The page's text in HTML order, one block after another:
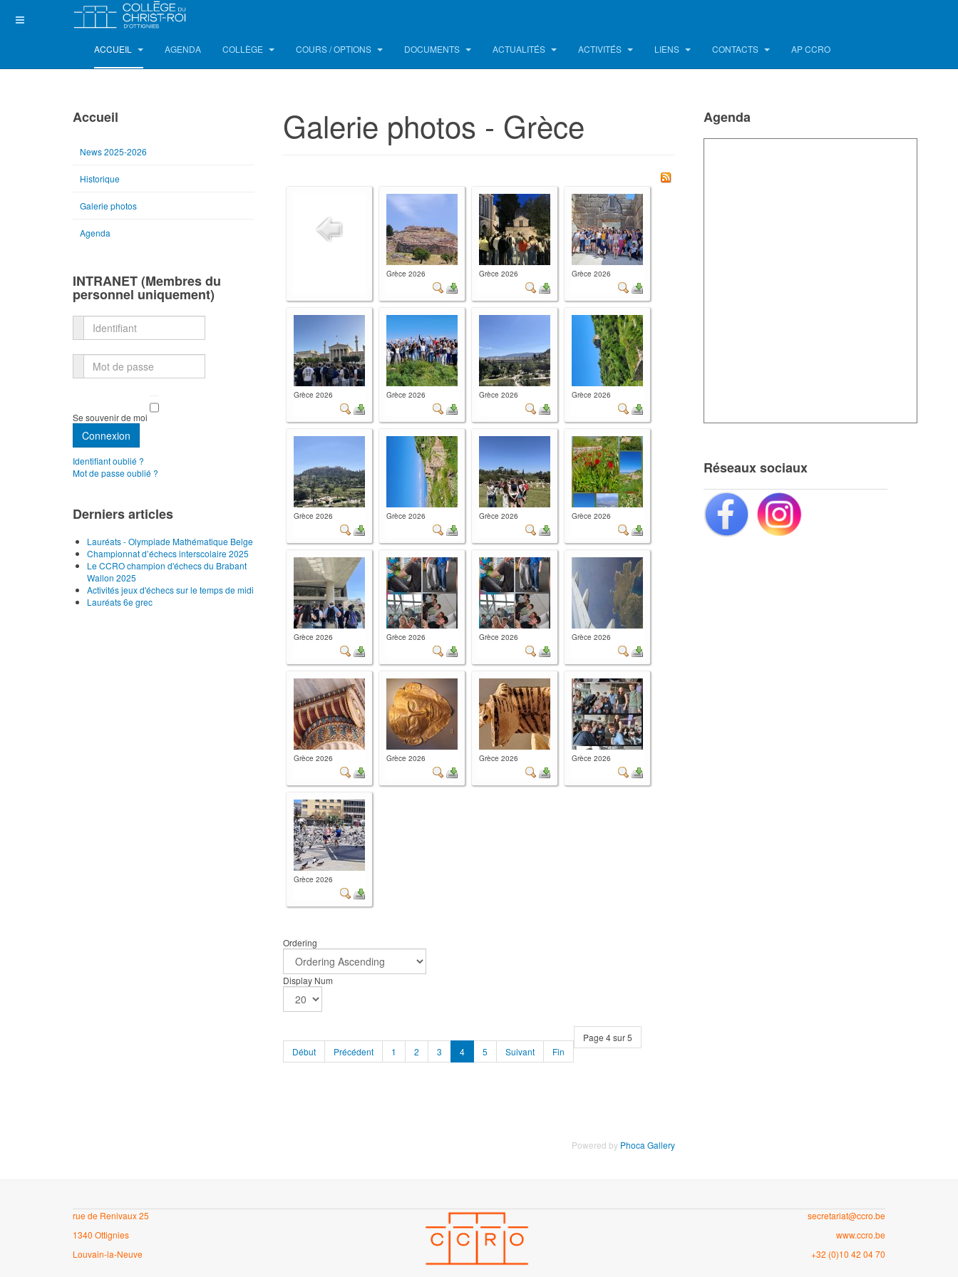
ACCUEIL AGENDA COLLÈGE COURS / OPTIONS DOCUMENTS ACTUALITÉS ACTIVITÉS LIENS CONTACTS AP CCRO
Galerie photos - Grèce
Grèce 2026 Grèce 2026 Grèce 2026
Grèce 2026 Grèce 2026 Grèce 2026 Grèce 2026
Grèce 2026 Grèce 2026 Grèce 2026 Grèce 2026
Grèce 2026 Grèce 2026 Grèce 2026 Grèce 2026
Grèce 2026 Grèce 2026 Grèce 2026 Grèce 2026
Grèce 2026
Ordering
Display Num
Page 4 sur 5
Début
Précédent 1 2 3 4 5 Suivant Fin
Powered by Phoca Gallery
Accueil
News 2025-2026
Historique
Galerie photos
Agenda
INTRANET (Membres du
personnel uniquement)
Identifiant
Mot de passe
Se souvenir de moi
Connexion
Identifiant oublié ?
Mot de passe oublié ?
Derniers articles
Lauréats - Olympiade Mathématique Belge
Championnat d’échecs interscolaire 2025
Le CCRO champion d'échecs du Brabant
Wallon 2025
Activités jeux d'échecs sur le temps de midi
Lauréats 6e grec
Agenda
Réseaux sociaux
rue de Renivaux 25
1340 Ottignies
Louvain-la-Neuve
secretariat@ccro.be
www.ccro.be
+32 (0)10 42 04 70